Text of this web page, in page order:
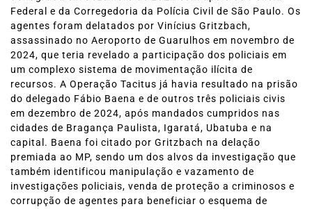
Federal e da Corregedoria da Polícia Civil de São Paulo. Os
agentes foram delatados por Vinícius Gritzbach,
assassinado no Aeroporto de Guarulhos em novembro de
2024, que teria revelado a participação dos policiais em
um complexo sistema de movimentação ilícita de
recursos. A Operação Tacitus já havia resultado na prisão
do delegado Fábio Baena e de outros três policiais civis
em dezembro de 2024, após mandados cumpridos nas
cidades de Bragança Paulista, Igaratá, Ubatuba e na
capital. Baena foi citado por Gritzbach na delação
premiada ao MP, sendo um dos alvos da investigação que
também identificou manipulação e vazamento de
investigações policiais, venda de proteção a criminosos e
corrupção de agentes para beneficiar o esquema de